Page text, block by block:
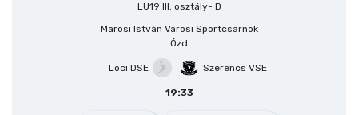
LU19 III. osztály- D
Marosi István Városi Sportcsarnok
Ózd
Lóci DSE Szerencs VSE
19:33